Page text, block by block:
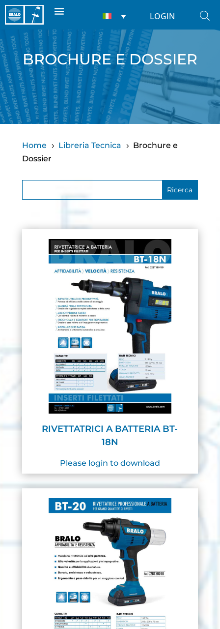
LOGIN
BROCHURE E DOSSIER
Home 5 Libreria Tecnica 5
Brochure e
Dossier
RIVETTATRICI A BATTERIA BT-
18N
Please login to download